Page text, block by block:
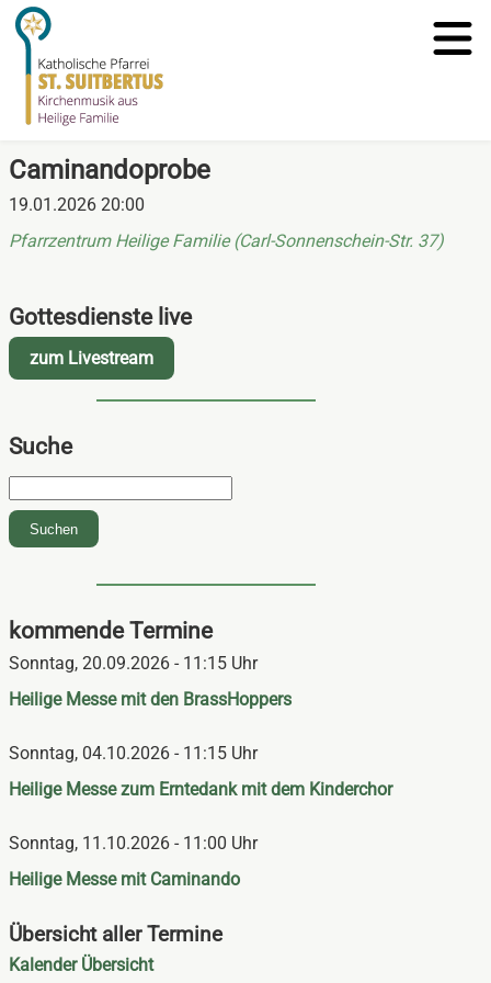
Caminandoprobe
19.01.2026 20:00
Pfarrzentrum Heilige Familie (Carl-Sonnenschein-Str. 37)
Gottesdienste live
zum Livestream
Suche
Suchen
kommende Termine
Sonntag, 20.09.2026 - 11:15 Uhr
Heilige Messe mit den BrassHoppers
Sonntag, 04.10.2026 - 11:15 Uhr
Heilige Messe zum Erntedank mit dem Kinderchor
Sonntag, 11.10.2026 - 11:00 Uhr
Heilige Messe mit Caminando
Übersicht aller Termine
Navigation
Kalender Übersicht